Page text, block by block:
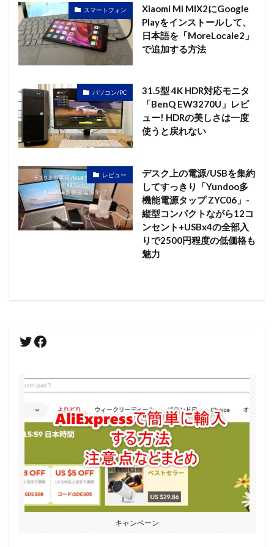
スマートフォン
Xiaomi Mi MIX2にGoogle
Playをインストールして、
日本語を「MoreLocale2」
で追加する方法
パソコン/PC
31.5型 4K HDR対応モニタ
「BenQ EW3270U」レビ
ュー! HDRの美しさは一度
使うと戻れない
レビュー
デスク上の電源/USBを集約
してすっきり「Yundoo多
機能電源タップ ZYC06」-
縦型コンパクトながら12コ
ンセント+USBx4の全部入
りで2500円程度の低価格も
魅力
キャンペーン